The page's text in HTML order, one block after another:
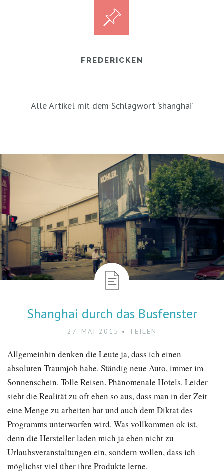
FREDERICKEN
Alle Artikel mit dem Schlagwort ‘shanghai’
Shanghai durch das Busfenster
27. MAI 2015 TEILEN
Allgemeinhin denken die Leute ja, dass ich einen
absoluten Traumjob habe. Ständig neue Auto, immer im
Sonnenschein. Tolle Reisen. Phänomenale Hotels. Leider
sieht die Realität zu oft eben so aus, dass man in der Zeit
eine Menge zu arbeiten hat und auch dem Diktat des
Programms unterworfen wird. Was vollkommen ok ist,
denn die Hersteller laden mich ja eben nicht zu
Urlaubsveranstaltungen ein, sondern wollen, dass ich
möglichst viel über ihre Produkte lerne.